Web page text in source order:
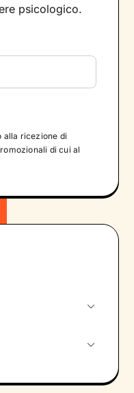
psicologico.
alla ricezione di
di cui al